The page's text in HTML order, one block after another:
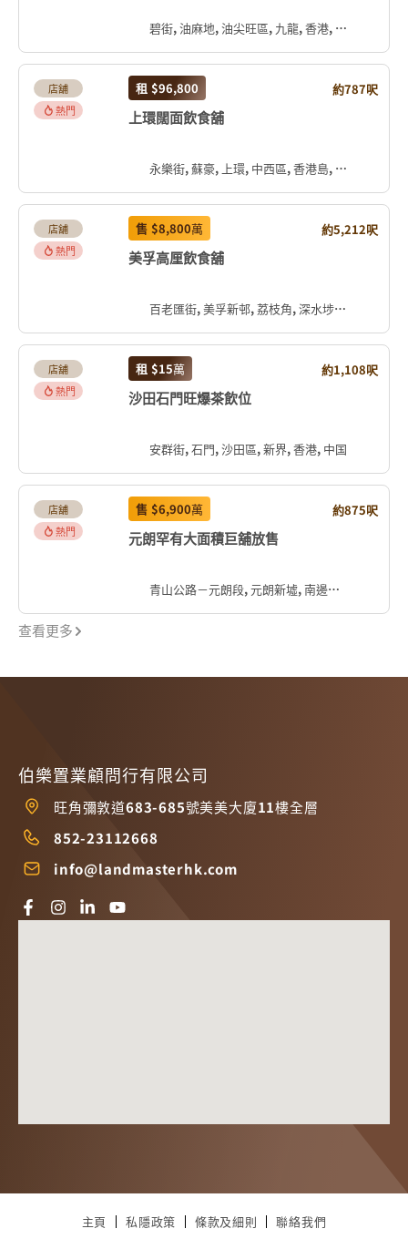
查看更多
碧街, 油麻地, 油尖旺區, 九龍, 香港, 中国
店舖
熱門
租 $96,800 約787呎
上環闊面飲食舖
永樂街, 蘇豪, 上環, 中西區, 香港島, 香港, 中国
店舖
熱門
售 $8,800萬 約5,212呎
美孚高厘飲食舖
百老匯街, 美孚新邨, 荔枝角, 深水埗區, 九龍, 香港, 中国
店舖
熱門
租 $15萬 約1,108呎
沙田石門旺爆茶飲位
安群街, 石門, 沙田區, 新界, 香港, 中国
店舖
熱門
售 $6,900萬 約875呎
元朗罕有大面積巨舖放售
青山公路－元朗段, 元朗新墟, 南邊圍, 元朗區, 新界, 香港, 中国
伯樂置業顧問行有限公司
旺角彌敦道683-685號美美大廈11樓全層
852-23112668
info@landmasterhk.com
主頁 私隱政策 條款及細則 聯絡我們